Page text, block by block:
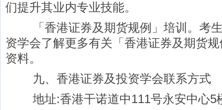
们提升其业内专业技能。
「香港证券及期货规例」培训。考生
资学会了解更多有关「香港证券及期货
资料。
九、香港证券及投资学会联系方式
地址:香港干诺道中111号永安中心5